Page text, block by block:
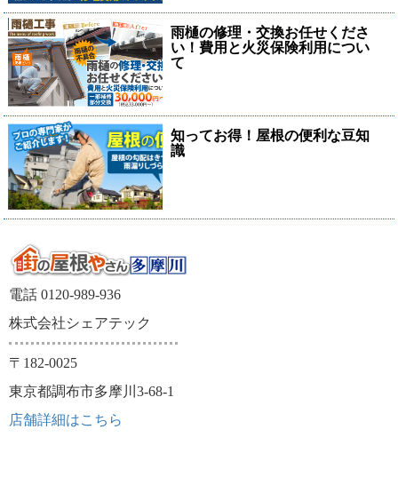
雨樋の修理・交換お任せくださ
い！費用と火災保険利用につい
て
知ってお得！屋根の便利な豆知
識
電話 0120-989-936
株式会社シェアテック
〒182-0025
東京都調布市多摩川3-68-1
店舗詳細はこちら